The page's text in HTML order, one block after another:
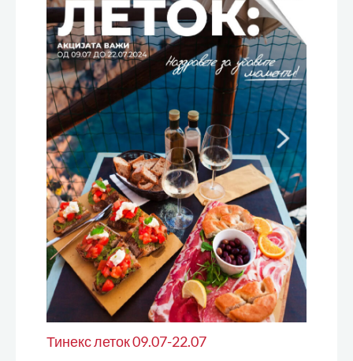
Тинекс леток 09.07-22.07